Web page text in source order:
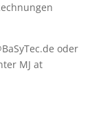
oder
MJ at